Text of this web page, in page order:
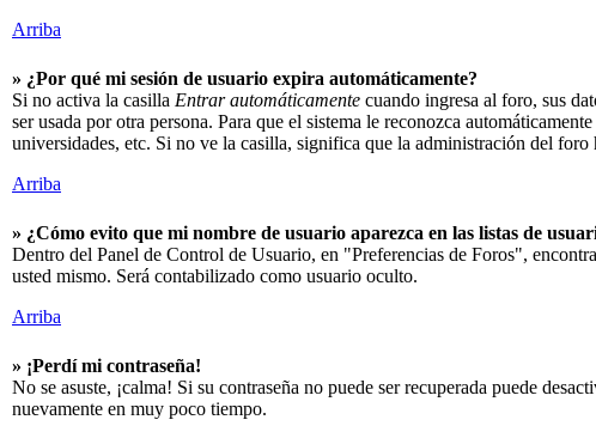
Arriba
» ¿Por qué mi sesión de usuario expira automáticamente?
Si no activa la casilla Entrar automáticamente cuando ingresa al foro, sus
ser usada por otra persona. Para que el sistema le reconozca
universidades, etc. Si no ve la casilla, significa que la administración del foro
Arriba
» ¿Cómo evito que mi nombre de usuario aparezca en las listas de
Dentro del Panel de Control de Usuario, en "Preferencias de Foros",
usted mismo. Será contabilizado como usuario oculto.
Arriba
» ¡Perdí mi contraseña!
No se asuste, ¡calma! Si su contraseña no puede ser recuperada puede
nuevamente en muy poco tiempo.